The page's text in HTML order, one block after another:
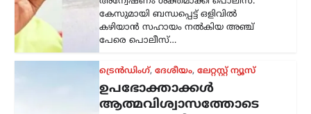
ഗുണനിലവാരത്തെക്കുറിച്ചുള്ള
ആശങ്കകൾക്കിടെ ഉപഭോക്താക്കൾ
ആത്മവിശ്വാസത്തോടെ ഇന്ധനം
ഉപയോഗിക്കാമെന്ന് കേന്ദ്ര പെട്രോളിയം,
പ്രകൃതി വാതക മന്ത്രാലയം വ്യക്തമാക്കി.
പൊതുമേഖല ഓയിൽ മാർക്കറ്റിങ്
കമ്പനികൾ (ഒഎംസികൾ) വിതരണം…